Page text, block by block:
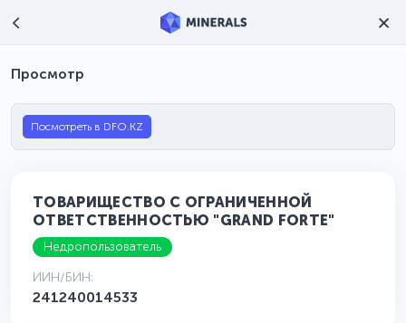
Просмотр
Посмотреть в DFO.KZ
ТОВАРИЩЕСТВО С ОГРАНИЧЕННОЙ
ОТВЕТСТВЕННОСТЬЮ "GRAND FORTE"
Недропользователь
ИИН/БИН:
241240014533